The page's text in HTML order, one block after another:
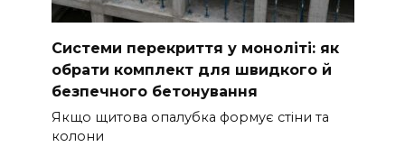
Системи перекриття у моноліті: як
обрати комплект для швидкого й
безпечного бетонування
Якщо щитова опалубка формує стіни та
колони